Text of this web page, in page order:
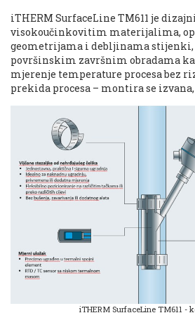
iTHERM SurfaceLine TM611 je
visokoučinkovitim materijalima,
geometrijama i debljinama
površinskim završnim obradama
mjerenje temperature procesa bez
prekida procesa – montira se
iTHERM SurfaceLine TM611 -